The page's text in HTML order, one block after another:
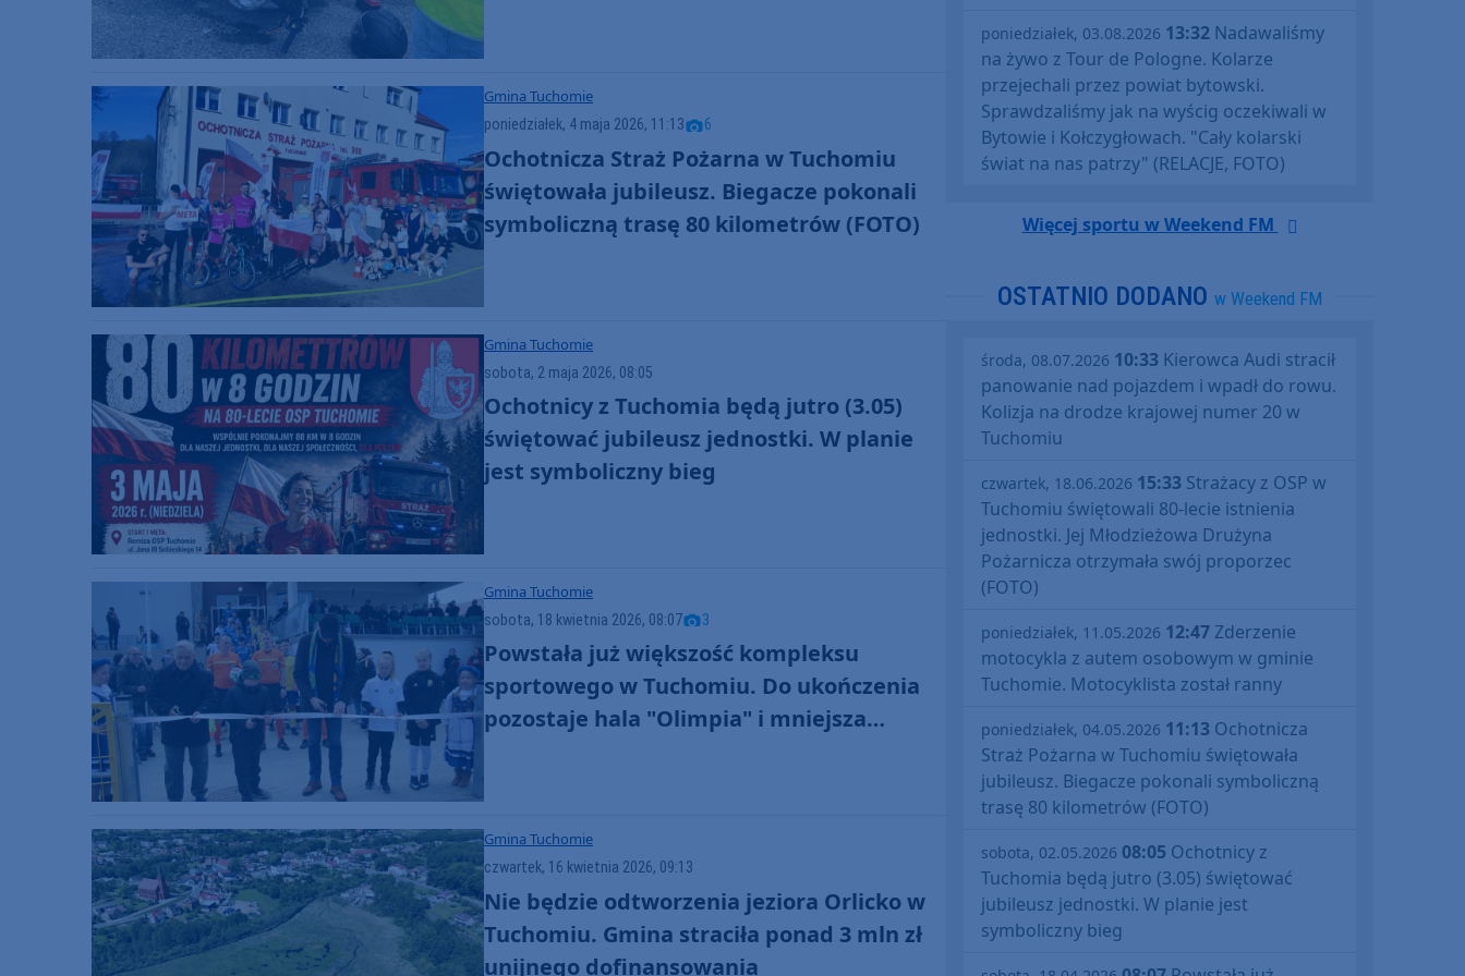
Gmina Tuchomie
poniedziałek, 4 maja 2026, 11:13 6
Ochotnicza Straż Pożarna w Tuchomiu
świętowała jubileusz. Biegacze pokonali
symboliczną trasę 80 kilometrów (FOTO)
Gmina Tuchomie
sobota, 2 maja 2026, 08:05
Ochotnicy z Tuchomia będą jutro (3.05)
świętować jubileusz jednostki. W planie
jest symboliczny bieg
Gmina Tuchomie
sobota, 18 kwietnia 2026, 08:07 3
Powstała już większość kompleksu
sportowego w Tuchomiu. Do ukończenia
pozostaje hala "Olimpia" i mniejsza
Gmina Tuchomie
czwartek, 16 kwietnia 2026, 09:13
Nie będzie odtworzenia jeziora Orlicko w
Tuchomiu. Gmina straciła ponad 3 mln zł
unijnego dofinansowania
poniedziałek, 03.08.2026 13:32 Nadawaliśmy
na żywo z Tour de Pologne. Kolarze
przejechali przez powiat bytowski.
Sprawdzaliśmy jak na wyścig oczekiwali w
Bytowie i Kołczygłowach. "Cały kolarski
świat na nas patrzy" (RELACJE, FOTO)
Więcej sportu w Weekend FM
OSTATNIO DODANO w Weekend FM
środa, 08.07.2026 10:33 Kierowca Audi stracił
panowanie nad pojazdem i wpadł do rowu.
Kolizja na drodze krajowej numer 20 w
Tuchomiu
czwartek, 18.06.2026 15:33 Strażacy z OSP w
Tuchomiu świętowali 80-lecie istnienia
jednostki. Jej Młodzieżowa Drużyna
Pożarnicza otrzymała swój proporzec
(FOTO)
poniedziałek, 11.05.2026 12:47 Zderzenie
motocykla z autem osobowym w gminie
Tuchomie. Motocyklista został ranny
poniedziałek, 04.05.2026 11:13 Ochotnicza
Straż Pożarna w Tuchomiu świętowała
jubileusz. Biegacze pokonali symboliczną
trasę 80 kilometrów (FOTO)
sobota, 02.05.2026 08:05 Ochotnicy z
Tuchomia będą jutro (3.05) świętować
jubileusz jednostki. W planie jest
symboliczny bieg